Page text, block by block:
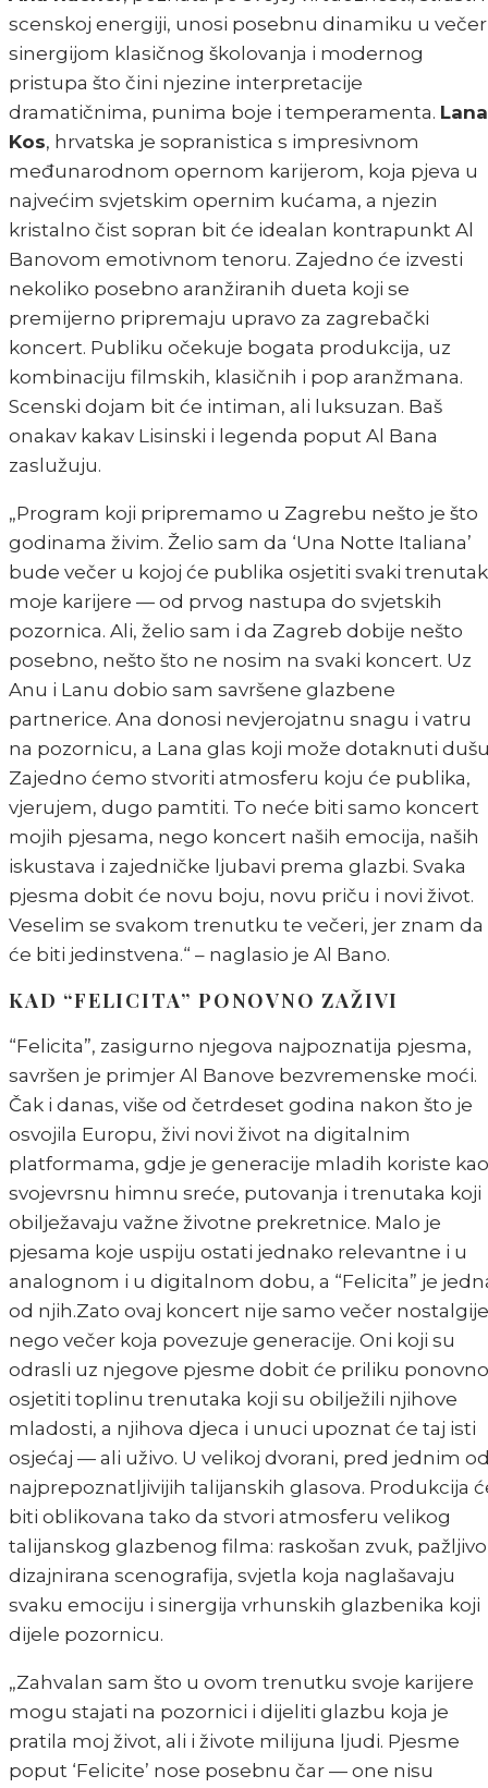
scenskoj energiji, unosi posebnu dinamiku u večer
sinergijom klasičnog školovanja i modernog
pristupa što čini njezine interpretacije
dramatičnima, punima boje i temperamenta. Lana
Kos, hrvatska je sopranistica s impresivnom
međunarodnom opernom karijerom, koja pjeva u
najvećim svjetskim opernim kućama, a njezin
kristalno čist sopran bit će idealan kontrapunkt Al
Banovom emotivnom tenoru. Zajedno će izvesti
nekoliko posebno aranžiranih dueta koji se
premijerno pripremaju upravo za zagrebački
koncert. Publiku očekuje bogata produkcija, uz
kombinaciju filmskih, klasičnih i pop aranžmana.
Scenski dojam bit će intiman, ali luksuzan. Baš
onakav kakav Lisinski i legenda poput Al Bana
zaslužuju.
„Program koji pripremamo u Zagrebu nešto je što
godinama živim. Želio sam da ‘Una Notte Italiana’
bude večer u kojoj će publika osjetiti svaki trenutak
moje karijere — od prvog nastupa do svjetskih
pozornica. Ali, želio sam i da Zagreb dobije nešto
posebno, nešto što ne nosim na svaki koncert. Uz
Anu i Lanu dobio sam savršene glazbene
partnerice. Ana donosi nevjerojatnu snagu i vatru
na pozornicu, a Lana glas koji može dotaknuti
Zajedno ćemo stvoriti atmosferu koju će publika,
vjerujem, dugo pamtiti. To neće biti samo koncert
mojih pjesama, nego koncert naših emocija, naših
iskustava i zajedničke ljubavi prema glazbi. Svaka
pjesma dobit će novu boju, novu priču i novi život.
Veselim se svakom trenutku te večeri, jer znam da
će biti jedinstvena.“ – naglasio je Al Bano.
KAD “FELICITA” PONOVNO ZAŽIVI
“Felicita”, zasigurno njegova najpoznatija pjesma,
savršen je primjer Al Banove bezvremenske moći.
Čak i danas, više od četrdeset godina nakon što je
osvojila Europu, živi novi život na digitalnim
platformama, gdje je generacije mladih koriste kao
svojevrsnu himnu sreće, putovanja i trenutaka koji
obilježavaju važne životne prekretnice. Malo je
pjesama koje uspiju ostati jednako relevantne i u
analognom i u digitalnom dobu, a “Felicita” je
od njih.Zato ovaj koncert nije samo večer
nego večer koja povezuje generacije. Oni koji su
odrasli uz njegove pjesme dobit će priliku ponovno
osjetiti toplinu trenutaka koji su obilježili njihove
mladosti, a njihova djeca i unuci upoznat će taj isti
osjećaj — ali uživo. U velikoj dvorani, pred jednim
najprepoznatljivijih talijanskih glasova. Produkcija
biti oblikovana tako da stvori atmosferu velikog
talijanskog glazbenog filma: raskošan zvuk, pažljivo
dizajnirana scenografija, svjetla koja naglašavaju
svaku emociju i sinergija vrhunskih glazbenika koji
dijele pozornicu.
„Zahvalan sam što u ovom trenutku svoje karijere
mogu stajati na pozornici i dijeliti glazbu koja je
pratila moj život, ali i živote milijuna ljudi. Pjesme
poput ‘Felicite’ nose posebnu čar — one nisu